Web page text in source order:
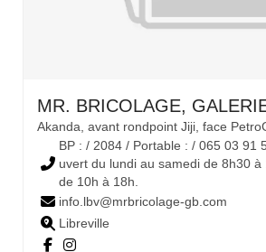
MR. BRICOLAGE,
Akanda, avant rondpoint Jiji, face
BP : / 2084 / Portable : / 065 03 91
uvert du lundi au samedi de 8h30 à
de 10h à 18h.
info.lbv@mrbricolage-gb.com
Libreville